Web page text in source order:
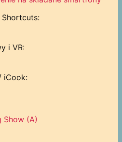
i VR:
iCook:
Show (A)